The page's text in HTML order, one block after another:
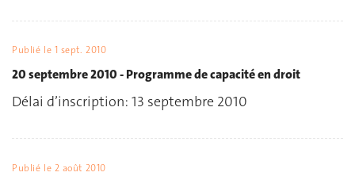
Publié le 1 sept. 2010
20 septembre 2010 - Programme de capacité en droit
Délai d’inscription: 13 septembre 2010
Publié le 2 août 2010